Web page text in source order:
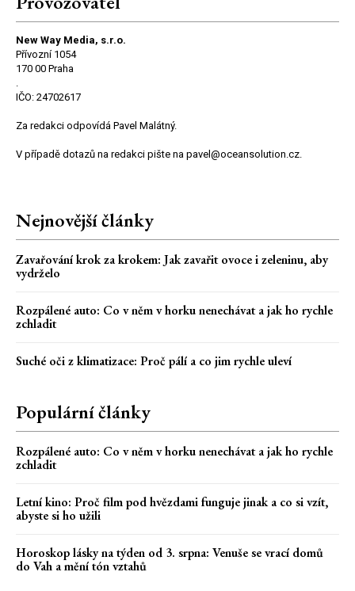
New Way Media, s.r.o.
Přívozní 1054
170 00 Praha
.
IČO: 24702617
Za redakci odpovídá Pavel Malátný.
V případě dotazů na redakci pište na pavel@oceansolution.cz.
Nejnovější články
Zavařování krok za krokem: Jak zavařit ovoce i zeleninu, aby
vydrželo
Rozpálené auto: Co v něm v horku nenechávat a jak ho rychle
zchladit
Suché oči z klimatizace: Proč pálí a co jim rychle uleví
Populární články
Rozpálené auto: Co v něm v horku nenechávat a jak ho rychle
zchladit
Letní kino: Proč film pod hvězdami funguje jinak a co si vzít,
abyste si ho užili
Horoskop lásky na týden od 3. srpna: Venuše se vrací domů
do Vah a mění tón vztahů